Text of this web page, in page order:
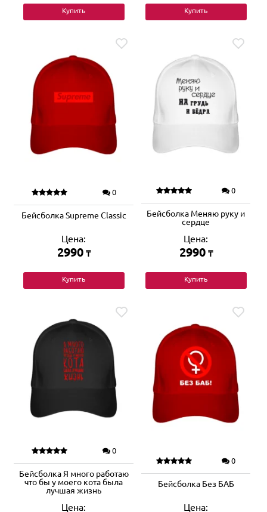
Купить Купить
0
Бейсболка Supreme Classic
Цена:
2990 ₸
Купить
0
Бейсболка Меняю руку и
сердце
Цена:
2990 ₸
Купить
0
Бейсболка Я много работаю
что бы у моего кота была
лучшая жизнь
Цена:
0
Бейсболка Без БАБ
Цена: